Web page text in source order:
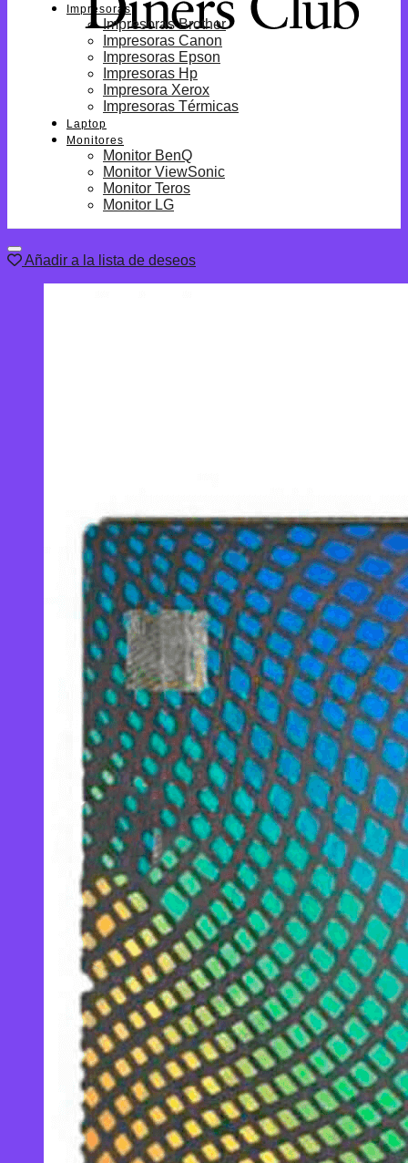
Impresoras
Impresoras Brother
Impresoras Canon
Impresoras Epson
Impresoras Hp
Impresora Xerox
Impresoras Térmicas
Laptop
Monitores
Monitor BenQ
Monitor ViewSonic
Monitor Teros
Monitor LG
Añadir a la lista de deseos